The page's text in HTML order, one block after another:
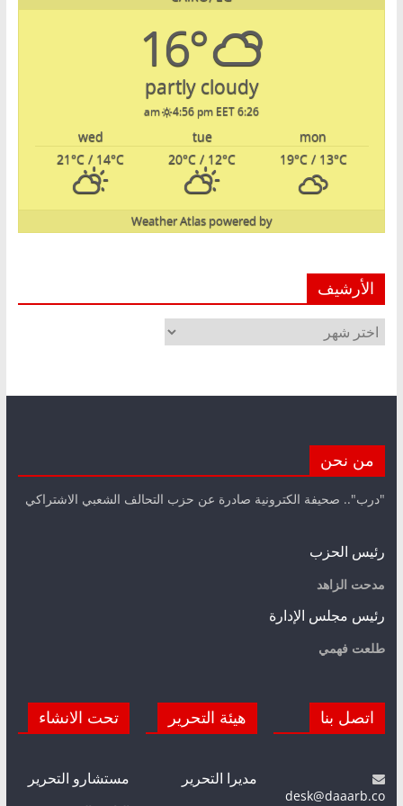
16°
partly cloudy
6:26 am
4:56 pm EET
mon
tue
wed
19°C/ 13°C
20°C / 12°C
21°C / 14°C
powered by
Weather Atlas
الأرشيف
الأرشيف
من نحن
"درب".. صحيفة الكترونية صادرة عن حزب التحالف الشعبي الاشتراكي
رئيس الحزب
مدحت الزاهد
رئيس مجلس الإدارة
طلعت فهمي
اتصل بنا
desk@daaarb.co
هيئة التحرير
مديرا التحرير
تحت الانشاء
مستشارو التحرير